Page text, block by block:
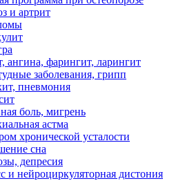
и артрит
ангина, фарингит, ларингит
заболевания, грипп
пневмония
боль, мигрень
астма
хронической усталости
сна
депресия
и нейроциркуляторная дистония